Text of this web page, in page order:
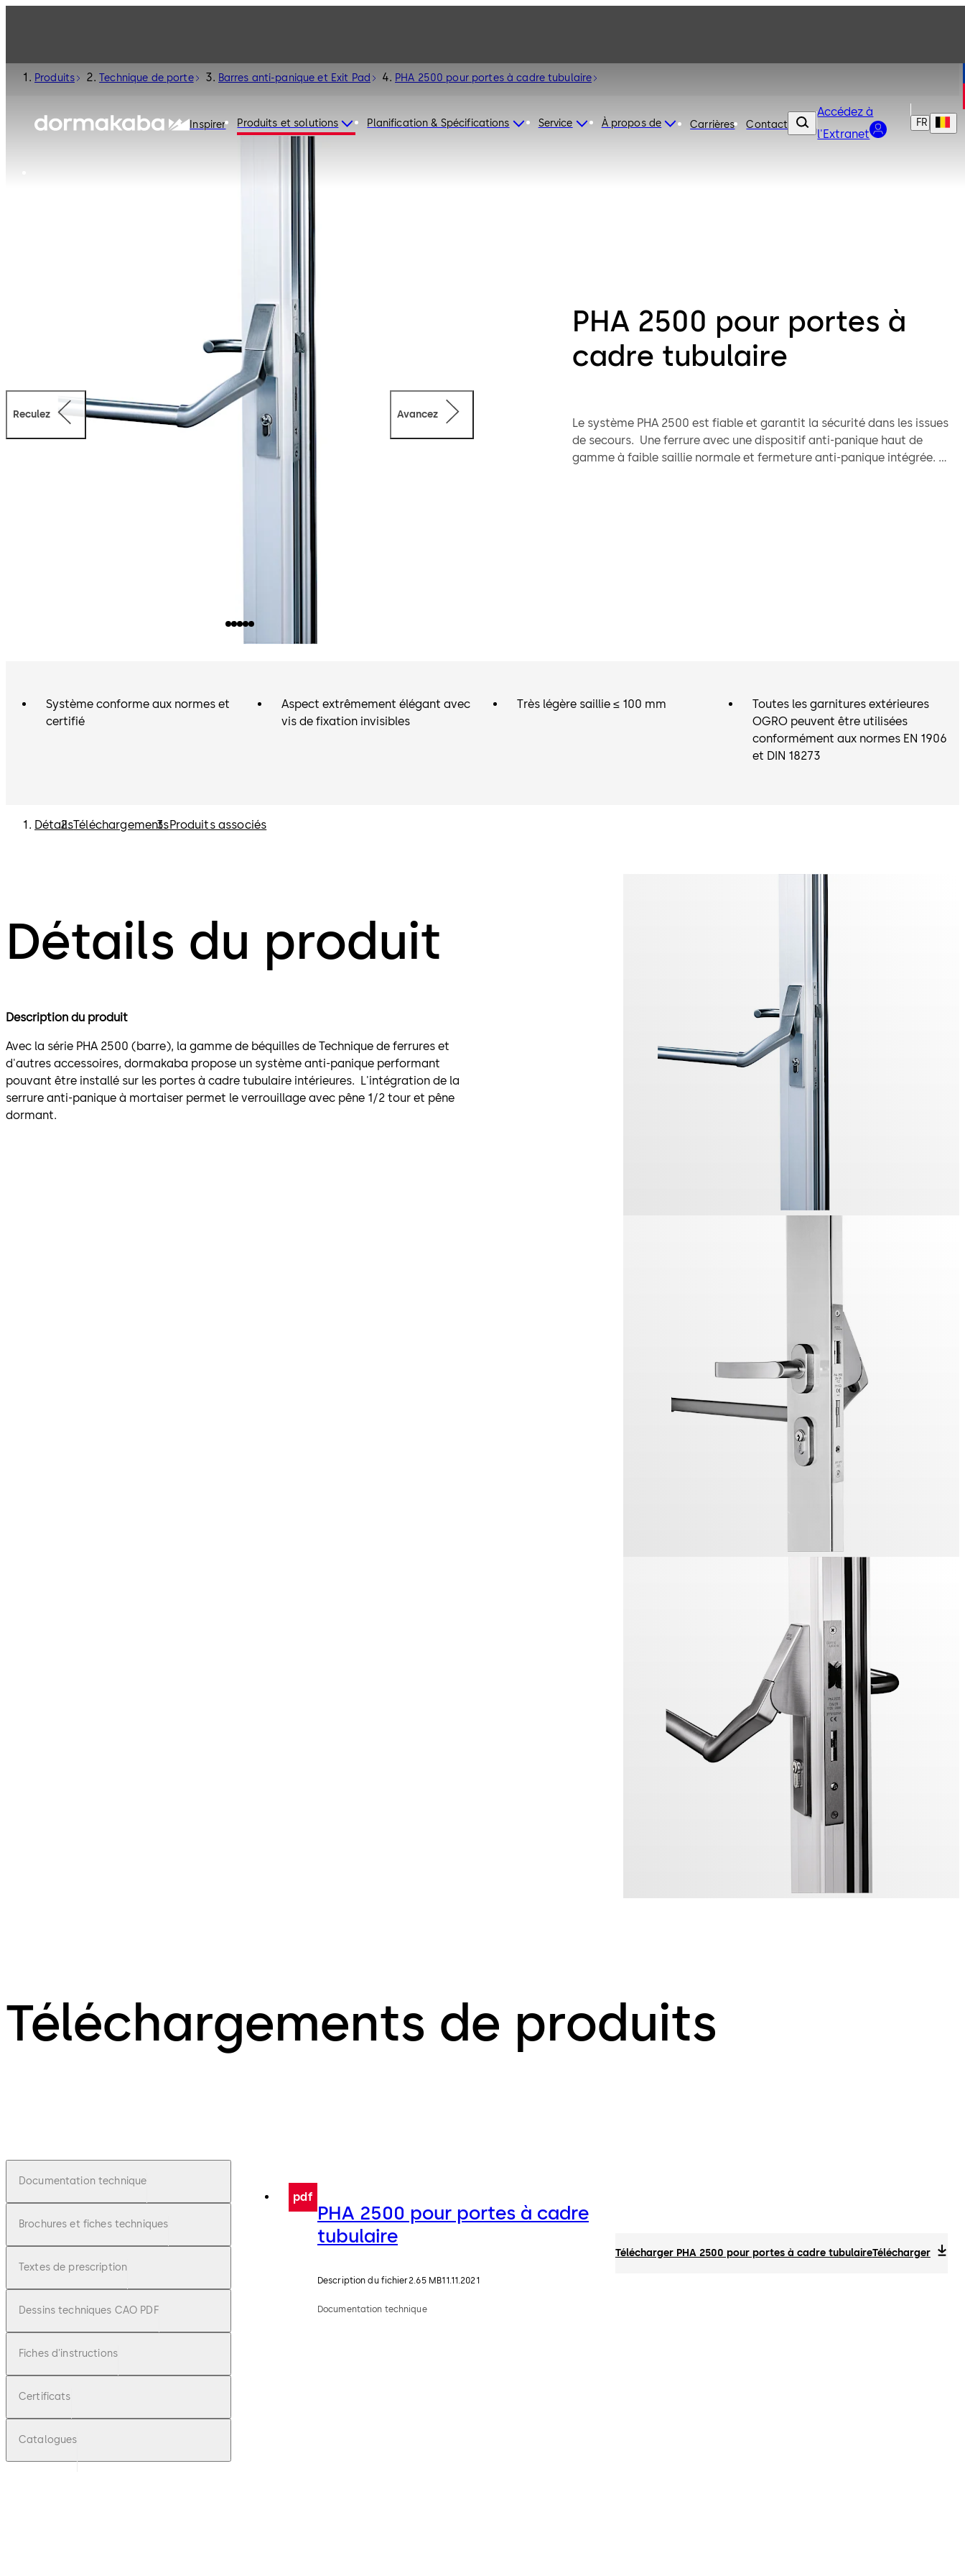
Inspirer Produits et solutions Planification & Spécifications Service À propos de Carrières Contact
Accédez à
l'Extranet
FR
Produits Technique de porte Barres anti-panique et Exit Pad PHA 2500 pour portes à cadre tubulaire
PHA 2500 pour portes à
cadre tubulaire
Le système PHA 2500 est fiable et garantit la sécurité dans les issues
de secours. Une ferrure avec une dispositif anti-panique haut de
gamme à faible saillie normale et fermeture anti-panique intégrée.
Reculez Avancez
Système conforme aux normes et
certifié
Aspect extrêmement élégant avec
vis de fixation invisibles
Très légère saillie ≤ 100 mm
Toutes les garnitures extérieures
OGRO peuvent être utilisées
conformément aux normes EN 1906
et DIN 18273
DétailsTéléchargementsProduits associés
Détails du produit
Description du produit
Avec la série PHA 2500 (barre), la gamme de béquilles de Technique de ferrures et
d'autres accessoires, dormakaba propose un système anti-panique performant
pouvant être installé sur les portes à cadre tubulaire intérieures. L'intégration de la
serrure anti-panique à mortaiser permet le verrouillage avec pêne 1/2 tour et pêne
dormant.
Téléchargements de produits
Documentation technique
Brochures et fiches techniques
Textes de prescription
Dessins techniques CAO PDF
Fiches d'instructions
Certificats
Catalogues
pdf
PHA 2500 pour portes à cadre
tubulaire
Description du fichier2.65 MB11.11.2021
Documentation technique
Télécharger PHA 2500 pour portes à cadre tubulaireTélécharger